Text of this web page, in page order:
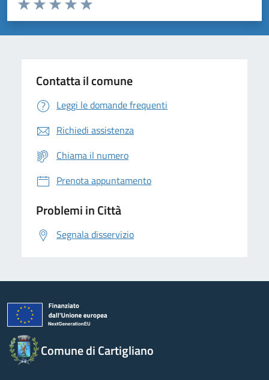
Valuta 5 stelle su 5
Valuta 4 stelle su 5
Valuta 3 stelle su 5
Valuta 2 stelle su 5
Valuta 1 stelle su 5
Contatta il comune
Leggi le domande frequenti
Richiedi assistenza
Chiama il numero
Prenota appuntamento
Problemi in Città
Segnala disservizio
Comune di Cartigliano